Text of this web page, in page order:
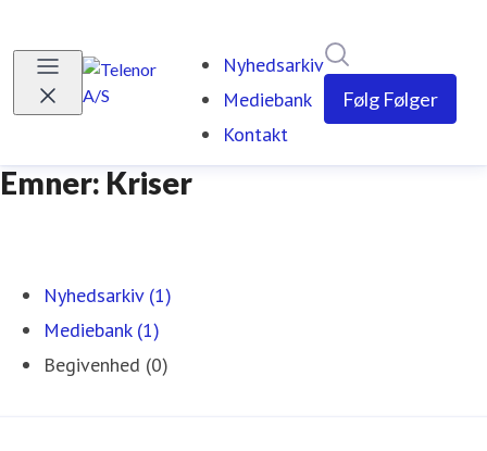
Nyhedsarkiv
Mediebank
Kontakt
Følg Følger
Emner: Kriser
Nyhedsarkiv (1)
Mediebank (1)
Begivenhed (0)